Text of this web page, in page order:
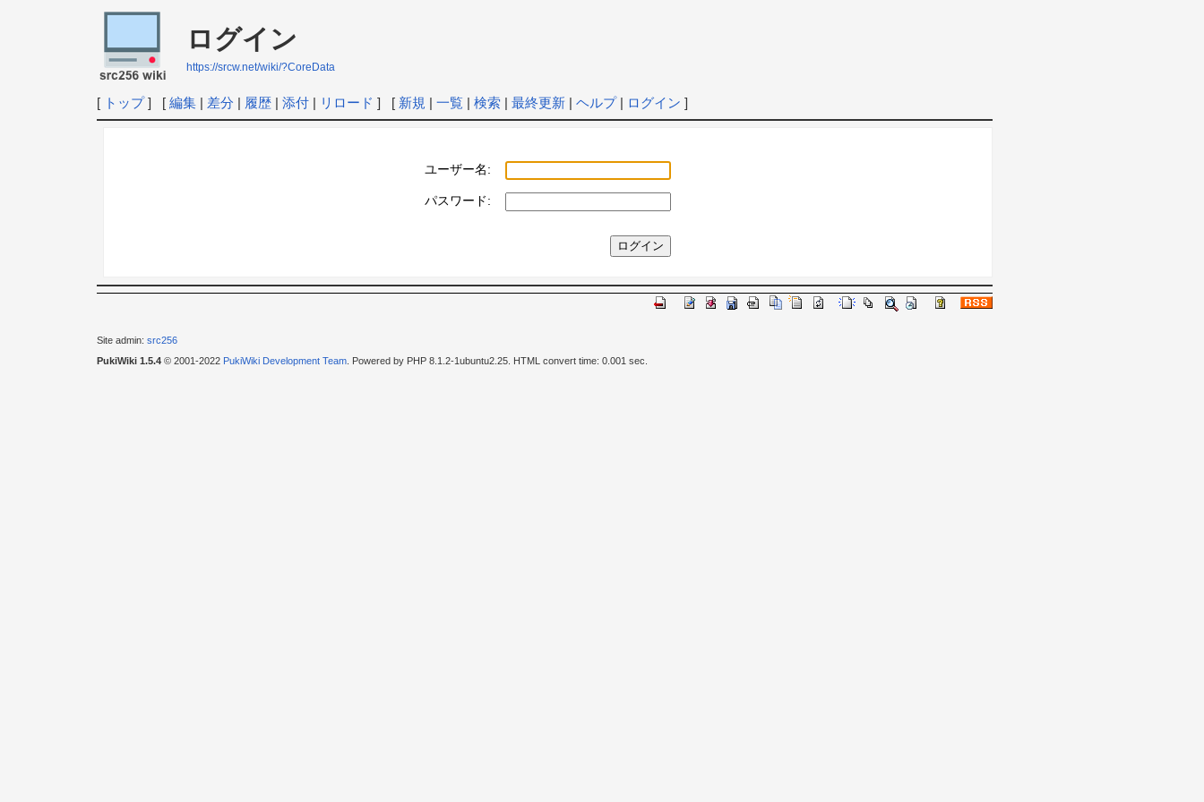
ログイン
https://srcw.net/wiki/?CoreData
[ トップ] [ 編集| 差分 | 履歴| 添付| リロード ] [ 新規 | 一覧| 検索| 最終更新| ヘルプ| ログイン ]
ユーザー名:
パスワード:
Site admin: src256
PukiWiki 1.5.4© 2001-2022 PukiWiki Development Team. Powered by PHP 8.1.2-1ubuntu2.25. HTML convert time: 0.001 sec.